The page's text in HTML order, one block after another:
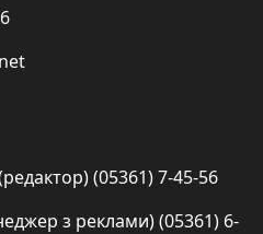
(05361) 7-45-56
з реклами) (05361) 6-